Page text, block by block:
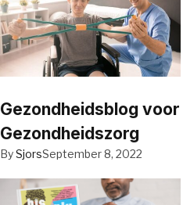
Gezondheidsblog
Gezondheidszorg
BySjorsSeptember 8, 2022